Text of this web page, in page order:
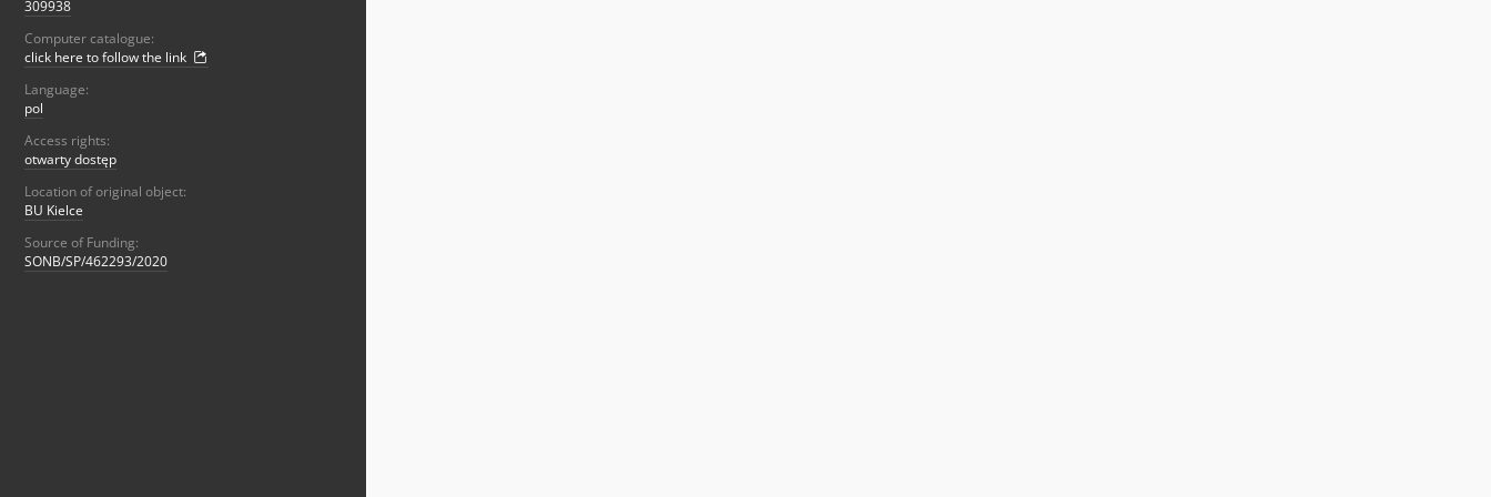
309938
Computer catalogue:
click here to follow the link
Language:
pol
Access rights:
otwarty dostęp
Location of original object:
BU Kielce
Source of Funding:
SONB/SP/462293/2020